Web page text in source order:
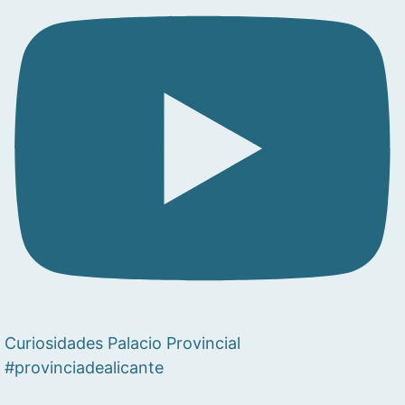
Curiosidades Palacio Provincial
#provinciadealicante